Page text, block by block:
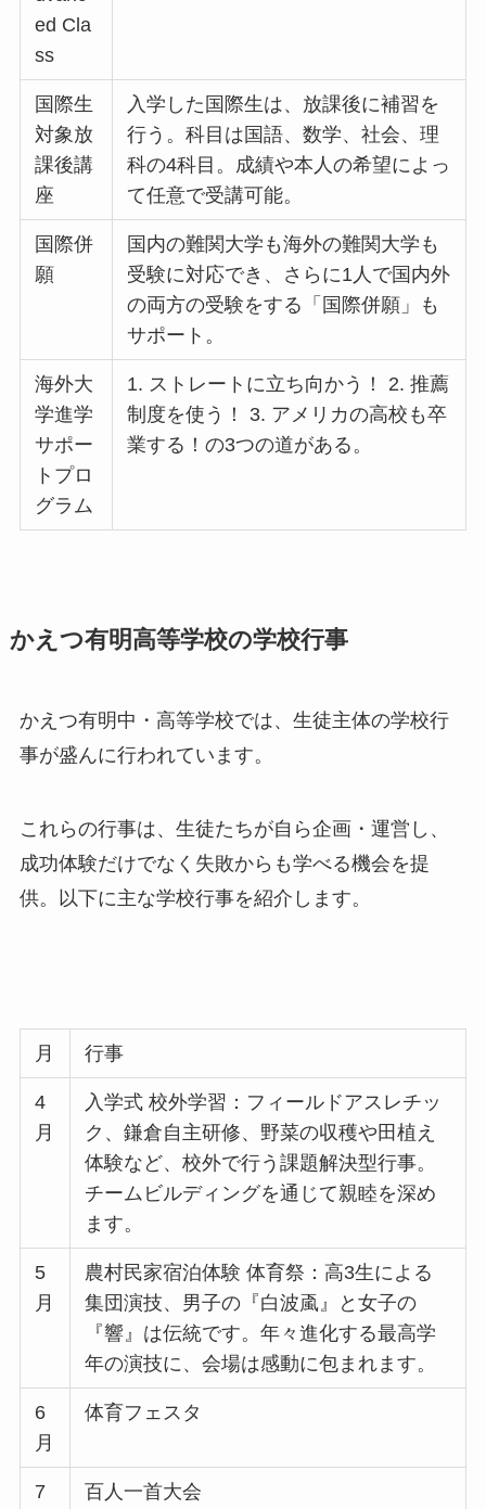
ed Cla
ss
国際生
対象放
課後講
座
入学した国際生は、放課後に補習を
行う。科目は国語、数学、社会、理
科の4科目。成績や本人の希望によっ
て任意で受講可能。
国際併
願
国内の難関大学も海外の難関大学も
受験に対応でき、さらに1人で国内外
の両方の受験をする「国際併願」も
サポート。
海外大
学進学
サポー
トプロ
グラム
1. ストレートに立ち向かう！ 2. 推薦
制度を使う！ 3. アメリカの高校も卒
業する！の3つの道がある。
かえつ有明高等学校の学校行事
かえつ有明中・高等学校では、生徒主体の学校行
事が盛んに行われています。
これらの行事は、生徒たちが自ら企画・運営し、
成功体験だけでなく失敗からも学べる機会を提
供。以下に主な学校行事を紹介します。
月 行事
4
月
入学式 校外学習：フィールドアスレチッ
ク、鎌倉自主研修、野菜の収穫や田植え
体験など、校外で行う課題解決型行事。
チームビルディングを通じて親睦を深め
ます。
5
月
農村民家宿泊体験 体育祭：高3生による
集団演技、男子の『白波颪』と女子の
『響』は伝統です。年々進化する最高学
年の演技に、会場は感動に包まれます。
6
月
体育フェスタ
7
百人一首大会